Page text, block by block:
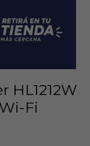
HL1212W
Fi